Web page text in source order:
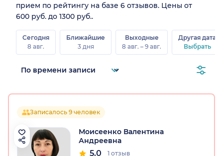
прием по рейтингу на базе 6 отзывов. Цены от
600 руб. до 1300 руб..
Сегодня
8 авг.
Ближайшие
3 дня
Выходные
8 авг. – 9 авг.
Другая дата
Выбрать
Записалось 9 человек
Моисеенко Валентина
Андреевна
5.0 1 отзыв